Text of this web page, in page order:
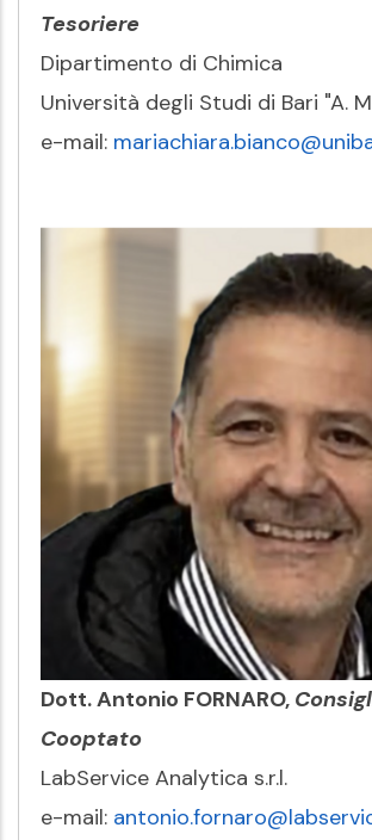
Tesoriere
Dipartimento di Chimica
Università degli Studi di Bari "A.
e-mail:
Dott. Antonio FORNARO,
Cooptato
LabService Analytica s.r.l.
e-mail: